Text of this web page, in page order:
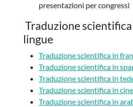
presentazioni per congressi
Traduzione
lingue
Traduzione scientifica in
Traduzione scientifica in
Traduzione scientifica in
Traduzione scientifica in
Traduzione scientifica in